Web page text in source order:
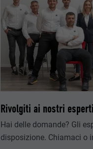
Rivolgiti ai nostri esperti
Hai delle domande? Gli
disposizione. Chiamaci o